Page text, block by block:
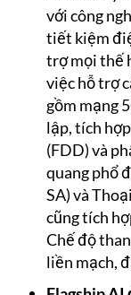
với công
tiết kiệm
trợ mọi thế
việc hỗ trợ
gồm mạng
lập, tích
(FDD) và
quang phổ
SA) và
cũng tích
Chế độ
liền mạch,